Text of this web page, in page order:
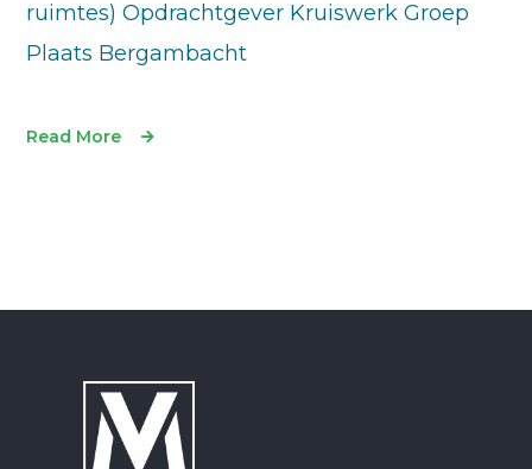
ruimtes) Opdrachtgever Kruiswerk Groep
Plaats Bergambacht
Read More